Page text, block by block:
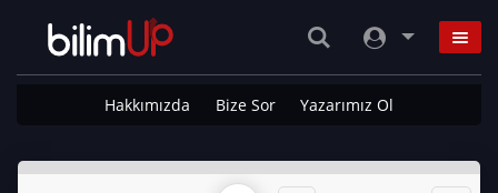
Hakkımızda Bize Sor Yazarımız Ol